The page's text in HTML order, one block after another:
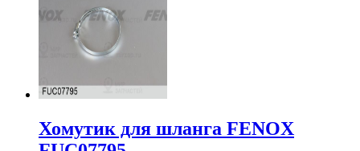
Хомутик для шланга FENOX